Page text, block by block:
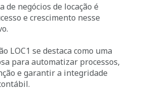
de negócios de locação é
e crescimento nesse
LOC1 se destaca como uma
para automatizar processos,
e garantir a integridade